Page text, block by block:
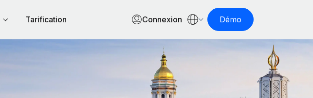
Tarification Connexion Démo